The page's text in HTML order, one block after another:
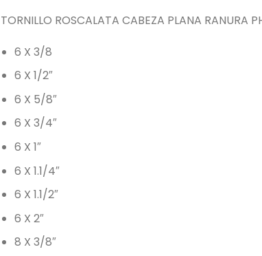
TORNILLO ROSCALATA CABEZA PLANA RANURA
6 X 3/8
6 X 1/2″
6 X 5/8″
6 X 3/4″
6 X 1″
6 X 1.1/4″
6 X 1.1/2″
6 X 2″
8 X 3/8″